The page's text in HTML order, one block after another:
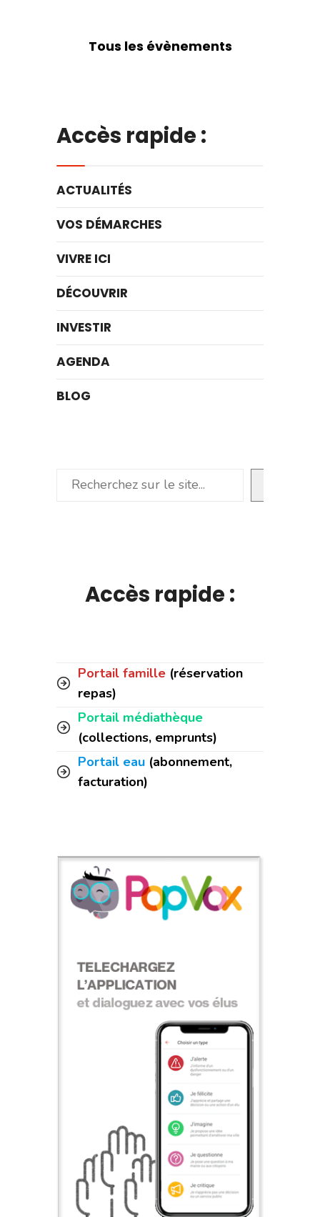
Tous les évènements
Accès rapide :
ACTUALITÉS
VOS DÉMARCHES
VIVRE ICI
DÉCOUVRIR
INVESTIR
AGENDA
BLOG
Rechercher
Accès rapide :
Portail famille (réservation
repas)
Portail médiathèque
(collections, emprunts)
Portail eau (abonnement,
facturation)